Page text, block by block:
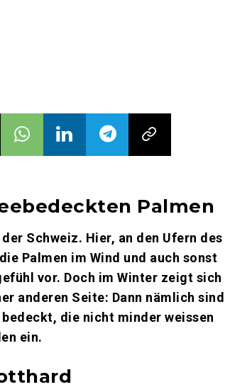
Palmen
Schweiz. Hier, an den Ufern des
Palmen im Wind und auch sonst
vor. Doch im Winter zeigt sich
anderen Seite: Dann nämlich sind
die nicht minder weissen
ein.